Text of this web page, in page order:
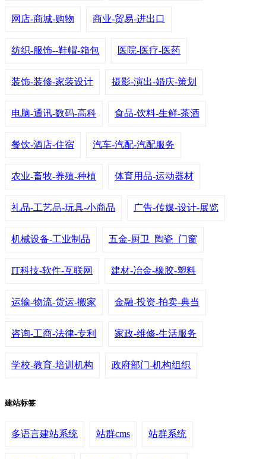
网店-商城-购物 商业-贸易-进出口
纺织-服饰--鞋帽-箱包 医院-医疗-医药
装饰-装修-家装设计 摄影-演出-婚庆-策划
电脑-通讯-数码-高科 食品-饮料-生鲜-茶酒
餐饮-酒店-住宿 汽车-汽配-汽配服务
农业-畜牧-养殖-种植 体育用品-运动器材
礼品-工艺品-玩具-小商品 广告-传媒-设计-展览
机械设备-工业制品 五金-厨卫_陶瓷_门窗
IT科技-软件-互联网 建材-冶金-橡胶-塑料
运输-物流-货运-搬家 金融-投资-拍卖-典当
咨询-工商-法律-专利 家政-维修-生活服务
学校-教育-培训机构 政府部门-机构组织
建站标签
多语言建站系统 站群cms 站群系统